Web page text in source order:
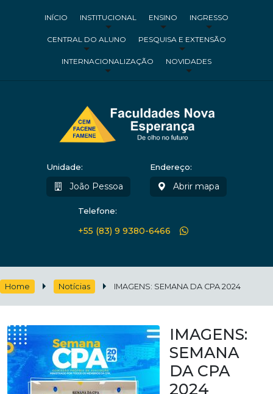
INÍCIO INSTITUCIONAL ENSINO INGRESSO
CENTRAL DO ALUNO PESQUISA E EXTENSÃO
INTERNACIONALIZAÇÃO NOVIDADES
Unidade:
João Pessoa
Endereço:
Abrir mapa
Telefone:
+55 (83) 9 9380-6466
Home Notícias IMAGENS: SEMANA DA CPA 2024
IMAGENS:
SEMANA
DA CPA
2024